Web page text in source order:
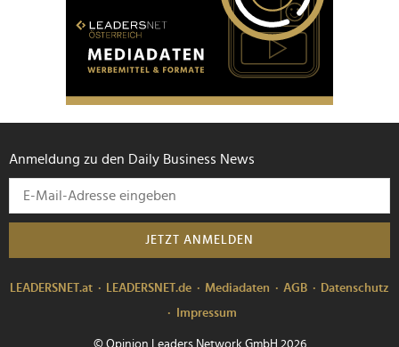
Anmeldung zu den Daily Business News
JETZT ANMELDEN
LEADERSNET.at LEADERSNET.de Mediadaten AGB
Datenschutz
Impressum